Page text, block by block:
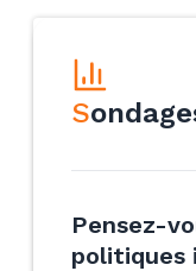
S
Pensez-
politiques